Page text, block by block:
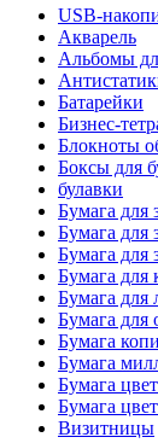
USB-
Акварель
Альбомы
Батарейки
Бизнес-
Блокноты
Боксы для
булавки
Бумага для
Бумага для
Бумага для
Бумага для
Бумага для
Бумага для
Бумага
Бумага
Бумага
Бумага
Визитницы